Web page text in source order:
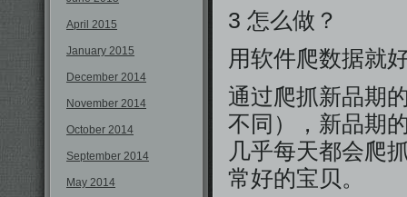
April 2015
January 2015
December 2014
November 2014
October 2014
September 2014
May 2014
3 怎么做？
用软件爬数据就
通过爬抓新品期
不同），新品期
几乎每天都会爬
常好的宝贝。